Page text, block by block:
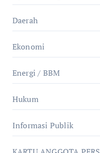
Daerah
Ekonomi
Energi / BBM
Hukum
Informasi Publik